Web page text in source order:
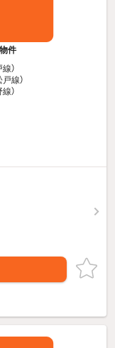
件
）
線）
）